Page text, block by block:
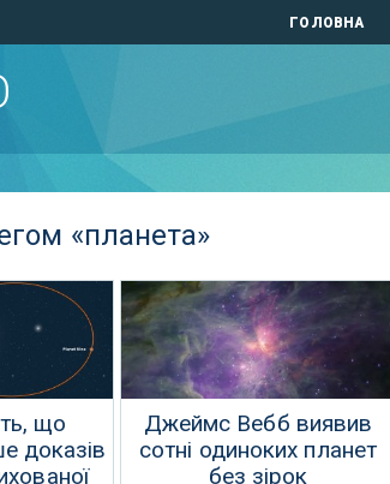
ГОЛОВНА
«планета»
що
доказів
Джеймс Вебб виявив
сотні одиноких планет
без зірок